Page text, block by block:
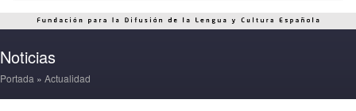
Noticias
Portada » Actualidad